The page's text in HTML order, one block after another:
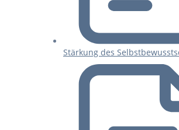
Stärkung des